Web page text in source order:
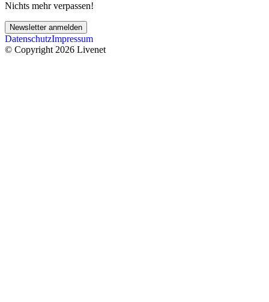
Nichts mehr verpassen!
Newsletter anmelden
DatenschutzImpressum
© Copyright 2026 Livenet